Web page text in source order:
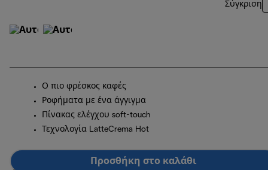
Σύγκριση
Ο πιο φρέσκος καφές
Ροφήματα με ένα άγγιγμα
Πίνακας ελέγχου soft-touch
Τεχνολογία LatteCrema Hot
Προσθήκη στο καλάθι